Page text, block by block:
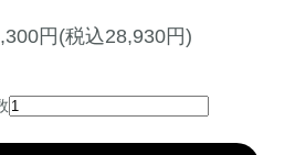
円(税込28,930円)